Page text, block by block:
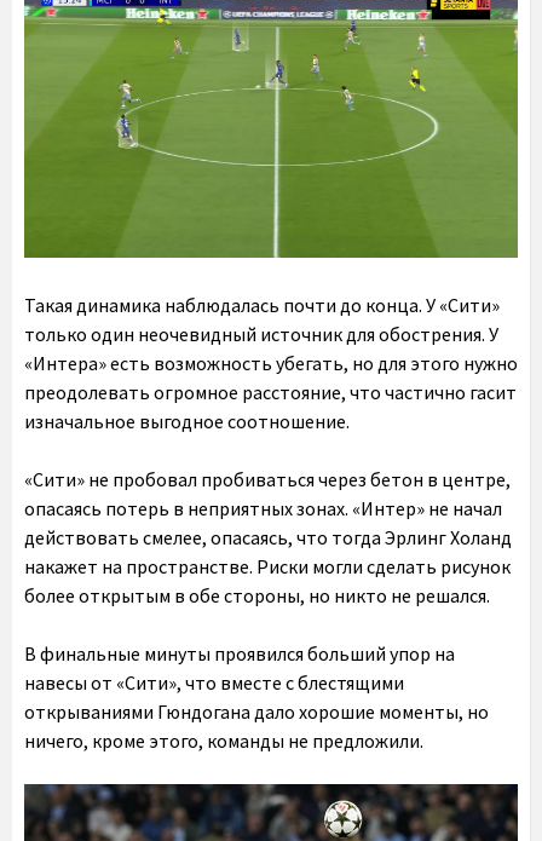
Такая динамика наблюдалась почти до конца. У «Сити»
только один неочевидный источник для обострения. У
«Интера» есть возможность убегать, но для этого нужно
преодолевать огромное расстояние, что частично гасит
изначальное выгодное соотношение.
«Сити» не пробовал пробиваться через бетон в центре,
опасаясь потерь в неприятных зонах. «Интер» не начал
действовать смелее, опасаясь, что тогда Эрлинг Холанд
накажет на пространстве. Риски могли сделать рисунок
более открытым в обе стороны, но никто не решался.
В финальные минуты проявился больший упор на
навесы от «Сити», что вместе с блестящими
открываниями Гюндогана дало хорошие моменты, но
ничего, кроме этого, команды не предложили.